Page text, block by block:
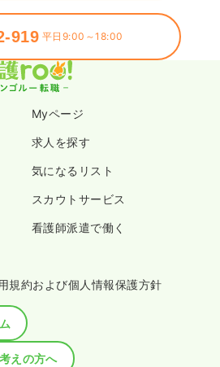
919 平日9:00～18:00
Myページ
求人を探す
気になるリスト
スカウトサービス
看護師派遣で働く
規約および個人情報保護方針
えの方へ